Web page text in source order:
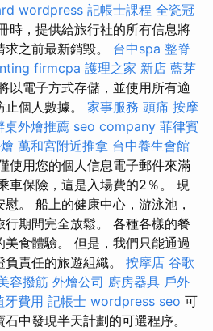
wordpress 記帳士課程 全瓷冠
時，提供給旅行社的所有信息將
之前最新銷毀。 台中spa 整脊
firmcpa 護理之家 新店 藍芽
以電子方式存儲，並使用所有適
個人數據。 家事服務 頭痛 按摩
桌外燴推薦 seo company 菲律賓
萬和宮附近推拿 台中養生會館
使用您的個人信息電子郵件來滿
車保險，這是入場費的2％。 現
。 船上的健康中心，游泳池，
期間完全放鬆。 各種各樣的餐
食體驗。 但是，我們只能通過
責任的旅遊組織。 按摩店 谷歌
容撥筋 外燴公司 廚房器具 戶外
牙費用 記帳士 wordpress seo 可
中發現半天計劃的可選程序。